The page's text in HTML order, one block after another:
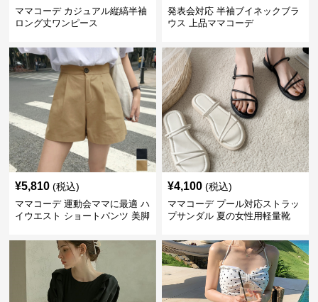
ママコーデ カジュアル縦縞半袖
ロング丈ワンピース
発表会対応 半袖ブイネックブラ
ウス 上品ママコーデ
¥5,810 (税込)
ママコーデ 運動会ママに最適 ハ
イウエスト ショートパンツ 美脚
¥4,100 (税込)
ママコーデ プール対応ストラッ
プサンダル 夏の女性用軽量靴